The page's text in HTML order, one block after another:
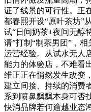
证了线景的可行性。正
都春熙开设“原叶茶坊”
试“日间奶茶+夜间无醇
请”打制“制茶男团”，
运营经验。从试水无人
能力的体验店，不难看
维正正在悄然发生改变
建立间接、持续的消费
系到喷鼻飘飘本身可否
快消品牌若何逾越业态